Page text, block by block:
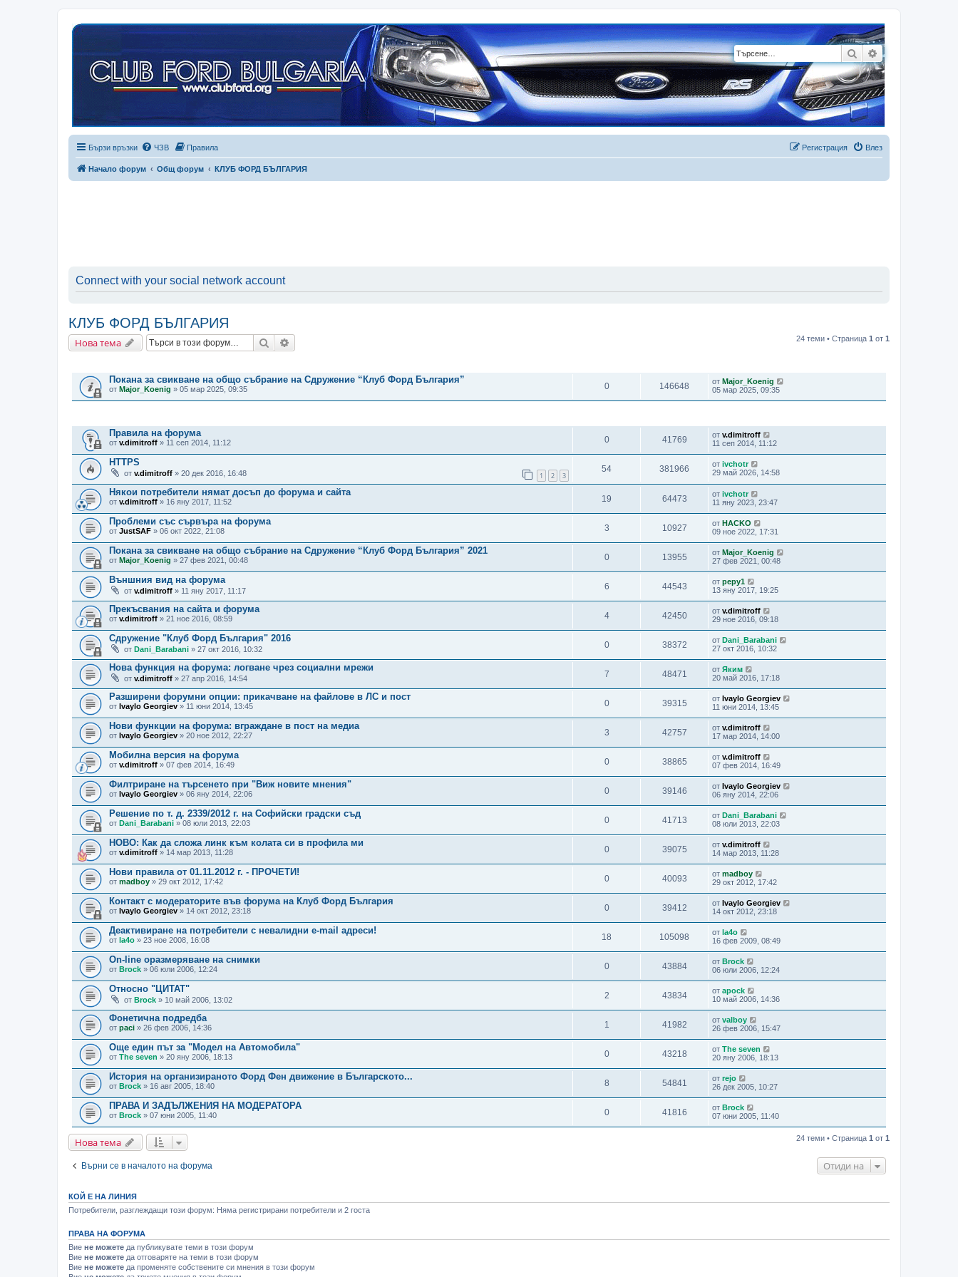
ТърсенеРазширено
Бързи връзки ЧЗВ Правила Влез
Регистрация
Начало форум Общ форум КЛУБ ФОРД БЪЛГАРИЯ
Connect with your social network account
КЛУБ ФОРД БЪЛГАРИЯ
Нова тема Търсене 24 теми • Страница 1 от 1
Покана за свикване на общо събрание на Сдружение “Клуб Форд България”
от Major_Koenig » 05 мар 2025, 09:35 0 146648 от Major_Koenig
05 мар 2025, 09:35
Правила на форума
от v.dimitroff » 11 сеп 2014, 11:12 0 41769 от v.dimitroff
11 сеп 2014, 11:12
HTTPS
от v.dimitroff » 20 дек 2016, 16:48 1 2 3
54 381966 от ivchotr
29 май 2026, 14:58
Някои потребители нямат досъп до форума и сайта
от v.dimitroff » 16 яну 2017, 11:52 19 64473 от ivchotr
11 яну 2023, 23:47
Проблеми със сървъра на форума
от JustSAF » 06 окт 2022, 21:08 3 10927 от HACKO
09 ное 2022, 17:31
Покана за свикване на общо събрание на Сдружение “Клуб Форд България” 2021
от Major_Koenig » 27 фев 2021, 00:48 0 13955 от Major_Koenig
27 фев 2021, 00:48
Външния вид на форума
от v.dimitroff » 11 яну 2017, 11:17 6 44543 от pepy1
13 яну 2017, 19:25
Прекъсвания на сайта и форума
от v.dimitroff » 21 ное 2016, 08:59 4 42450 от v.dimitroff
29 ное 2016, 09:18
Сдружение "Клуб Форд България" 2016
от Dani_Barabani » 27 окт 2016, 10:32 0 38372 от Dani_Barabani
27 окт 2016, 10:32
Нова функция на форума: логване чрез социални мрежи
от v.dimitroff » 27 апр 2016, 14:54 7 48471 от Яким
20 май 2016, 17:18
Разширени форумни опции: прикачване на файлове в ЛС и пост
от Ivaylo Georgiev » 11 юни 2014, 13:45 0 39315 от Ivaylo Georgiev
11 юни 2014, 13:45
Нови функции на форума: вграждане в пост на медиа
от Ivaylo Georgiev » 20 ное 2012, 22:27 3 42757 от v.dimitroff
17 мар 2014, 14:00
Мобилна версия на форума
от v.dimitroff » 07 фев 2014, 16:49 0 38865 от v.dimitroff
07 фев 2014, 16:49
Филтриране на търсенето при "Виж новите мнения"
от Ivaylo Georgiev » 06 яну 2014, 22:06 0 39146 от Ivaylo Georgiev
06 яну 2014, 22:06
Решение по т. д. 2339/2012 г. на Софийски градски съд
от Dani_Barabani » 08 юли 2013, 22:03 0 41713 от Dani_Barabani
08 юли 2013, 22:03
НОВО: Как да сложа линк към колата си в профила ми
от v.dimitroff » 14 мар 2013, 11:28 0 39075 от v.dimitroff
14 мар 2013, 11:28
Нови правила от 01.11.2012 г. - ПРОЧЕТИ!
от madboy » 29 окт 2012, 17:42 0 40093 от madboy
29 окт 2012, 17:42
Контакт с модераторите във форума на Клуб Форд България
от Ivaylo Georgiev » 14 окт 2012, 23:18 0 39412 от Ivaylo Georgiev
14 окт 2012, 23:18
Деактивиране на потребители с невалидни e-mail адреси!
от la4o » 23 ное 2008, 16:08 18 105098 от la4o
16 фев 2009, 08:49
On-line оразмеряване на снимки
от Brock » 06 юли 2006, 12:24 0 43884 от Brock
06 юли 2006, 12:24
Относно "ЦИТАТ"
от Brock » 10 май 2006, 13:02 2 43834 от apock
10 май 2006, 14:36
Фонетична подредба
от paci » 26 фев 2006, 14:36 1 41982 от valboy
26 фев 2006, 15:47
Още един път за "Модел на Автомобила"
от The seven » 20 яну 2006, 18:13 0 43218 от The seven
20 яну 2006, 18:13
История на организираното Форд Фен движение в Българското...
от Brock » 16 авг 2005, 18:40 8 54841 от rejo
26 дек 2005, 10:27
ПРАВА И ЗАДЪЛЖЕНИЯ НА МОДЕРАТОРА
от Brock » 07 юни 2005, 11:40 0 41816 от Brock
07 юни 2005, 11:40
Нова тема 24 теми • Страница 1 от 1
Върни се в началото на форума Отиди на
КОЙ Е НА ЛИНИЯ
Потребители, разглеждащи този форум: Няма регистрирани потребители и 2 госта
ПРАВА НА ФОРУМА
Вие не можете да публикувате теми в този форум
Вие не можете да отговаряте на теми в този форум
Вие не можете да променяте собствените си мнения в този форум